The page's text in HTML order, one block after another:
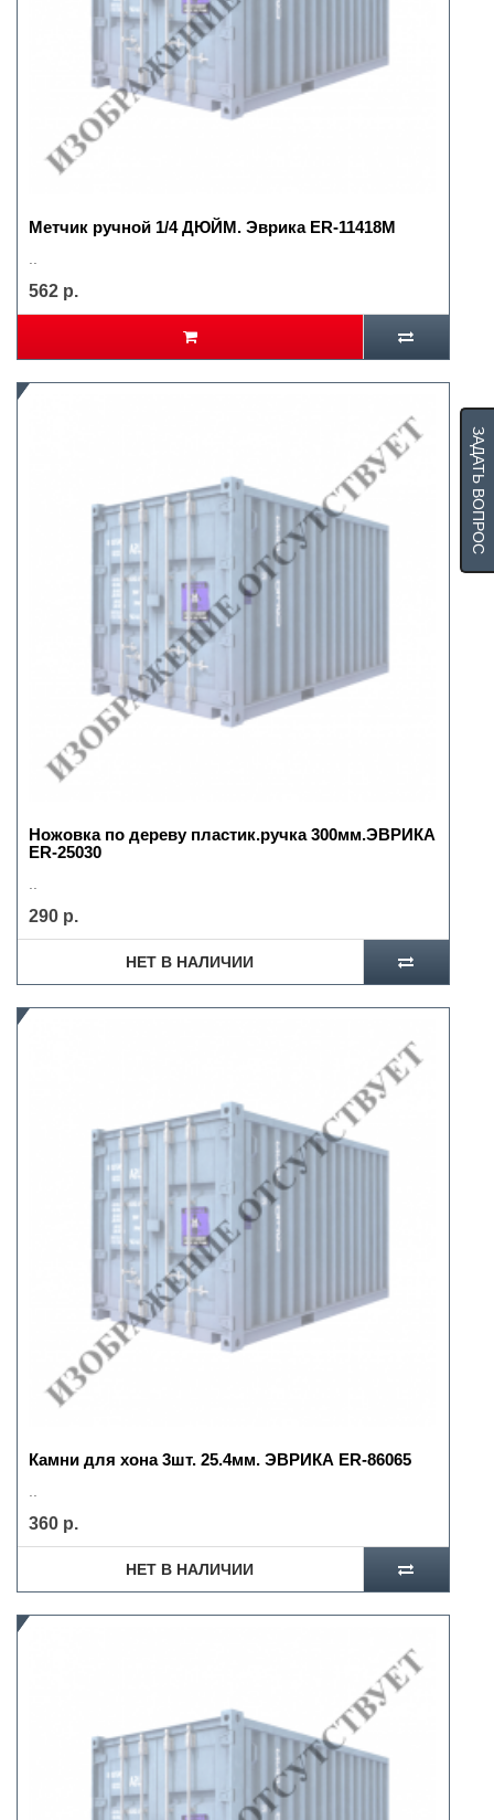
Метчик ручной 1/4 ДЮЙМ. Эврика ER-11418M
562 р.
Ножовка по дереву пластик.ручка 300мм.ЭВРИКА
ER-25030
290 р.
НЕТ В НАЛИЧИИ
Камни для хона 3шт. 25.4мм. ЭВРИКА ER-86065
360 р.
НЕТ В НАЛИЧИИ
ЗАДАТЬ ВОПРОС